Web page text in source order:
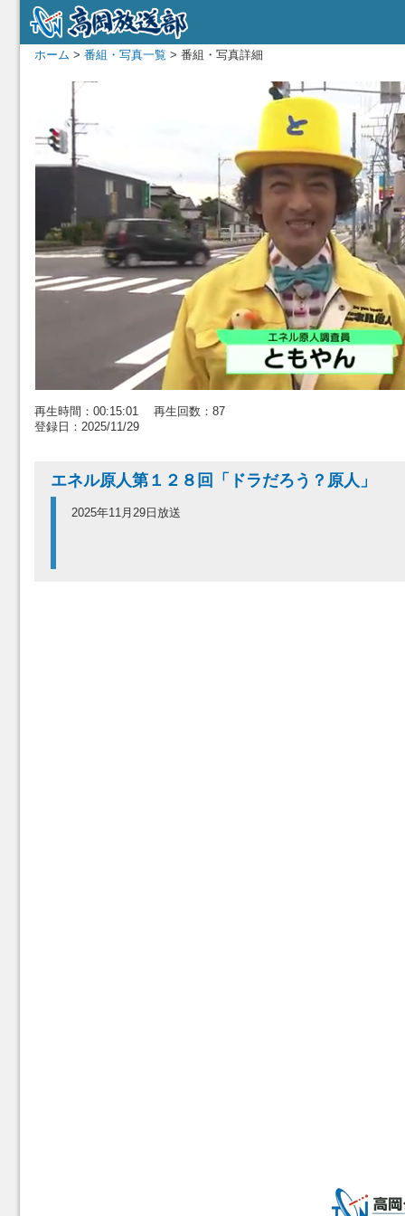
ホーム > 番組・写真一覧 > 番組・写真詳細
再生時間：00:15:01 再生回数：87
登録日：2025/11/29
エネル原人第１２８回「ドラだろう？原人」
2025年11月29日放送